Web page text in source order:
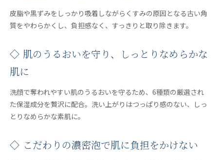
皮脂や黒ずみをしっかり吸着しながらくすみの原因となる古い角
質をやわらかくし、負担感なく、すっきりと取り除きます。
◇ 肌のうるおいを守り、しっとりなめらかな
肌に
洗顔で奪われやすい肌のうるおいを守るため、6種類の厳選され
た保湿成分を贅沢に配合。洗い上がりはつっぱり感のない、しっ
とりなめらかな素肌に。
◇ こだわりの濃密泡で肌に負担をかけない